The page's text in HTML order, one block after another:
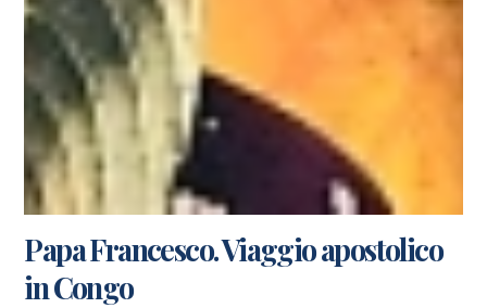
Papa Francesco. Viaggio apostolico
in Congo